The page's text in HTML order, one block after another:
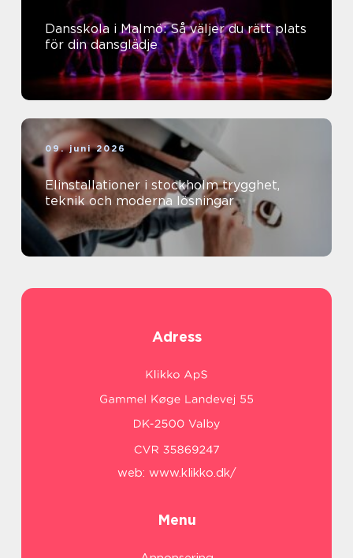
Dansskola i Malmö: Så väljer du rätt plats
för din dansglädje
09. juni 2026
Elinstallationer i stockholm trygghet,
teknik och moderna lösningar
Adress
web: www.klikko.dk/
Menu